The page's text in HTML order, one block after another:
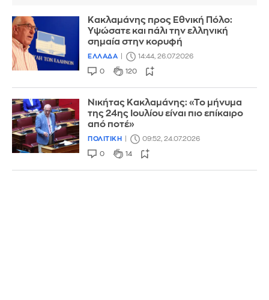
Κακλαμάνης προς Εθνική Πόλο:
Υψώσατε και πάλι την ελληνική
σημαία στην κορυφή
ΕΛΛΑΔΑ 14:44, 26.07.2026
0 120
Νικήτας Κακλαμάνης: «Το μήνυμα
της 24ης Ιουλίου είναι πιο επίκαιρο
από ποτέ»
ΠΟΛΙΤΙΚΗ 09:52, 24.07.2026
0 14